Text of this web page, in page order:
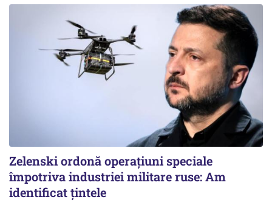
Zelenski ordonă operațiuni speciale
împotriva industriei militare ruse: Am
identificat țintele